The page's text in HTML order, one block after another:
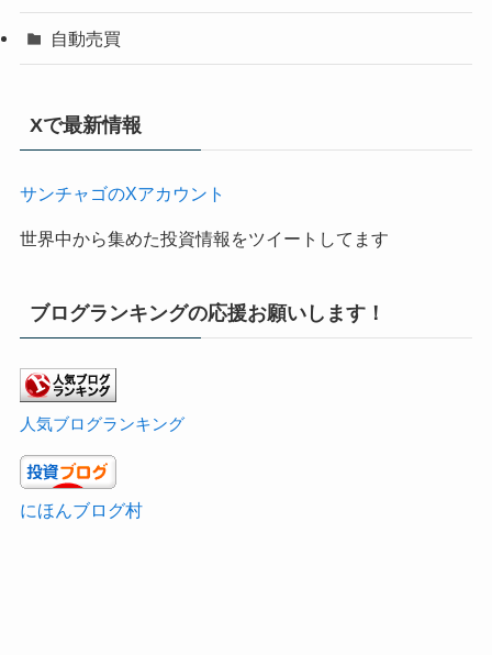
自動売買
Xで最新情報
サンチャゴのXアカウント
世界中から集めた投資情報をツイートしてます
ブログランキングの応援お願いします！
人気ブログランキング
にほんブログ村